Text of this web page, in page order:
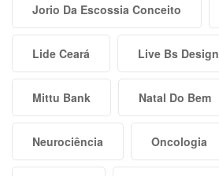
Jorio Da Escossia Conceito
Lide Ceará Live Bs Design
Mittu Bank Natal Do Bem
Neurociência Oncologia